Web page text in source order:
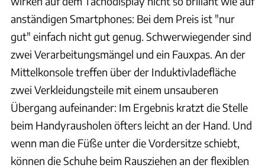
anständigen Smartphones: Bei dem Preis ist "nur
gut" einfach nicht gut genug. Schwerwiegender sind
zwei Verarbeitungsmängel und ein Fauxpas. An der
Mittelkonsole treffen über der Induktivladefläche
zwei Verkleidungsteile mit einem unsauberen
Übergang aufeinander: Im Ergebnis kratzt die Stelle
beim Handyrausholen öfters leicht an der Hand. Und
wenn man die Füße unter die Vordersitze schiebt,
können die Schuhe beim Rausziehen an der flexiblen